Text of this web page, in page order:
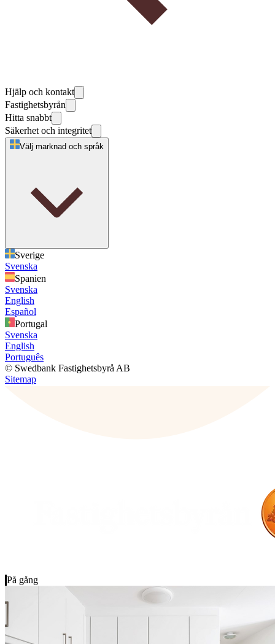
Hjälp och kontakt
Fastighetsbyrån
Hitta snabbt
Säkerhet och integritet
Välj marknad och språk
Sverige
Svenska
Spanien
Svenska
English
Español
Portugal
Svenska
English
Português
© Swedbank Fastighetsbyrå AB
Sitemap
På gång